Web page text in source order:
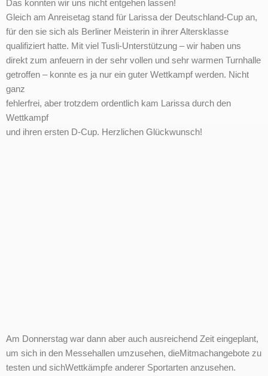
Das konnten wir uns nicht entgehen lassen!
Gleich am Anreisetag stand für Larissa der Deutschland-Cup an,
für den sie sich als Berliner Meisterin in ihrer Altersklasse
qualifiziert hatte. Mit viel Tusli-Unterstützung – wir haben uns
direkt zum anfeuern in der sehr vollen und sehr warmen Turnhalle
getroffen – konnte es ja nur ein guter Wettkampf werden. Nicht
ganz
fehlerfrei, aber trotzdem ordentlich kam Larissa durch den
Wettkampf
und ihren ersten D-Cup. Herzlichen Glückwunsch!
Am Donnerstag war dann aber auch ausreichend Zeit eingeplant,
um sich in den Messehallen umzusehen, dieMitmachangebote zu
testen und sichWettkämpfe anderer Sportarten anzusehen.